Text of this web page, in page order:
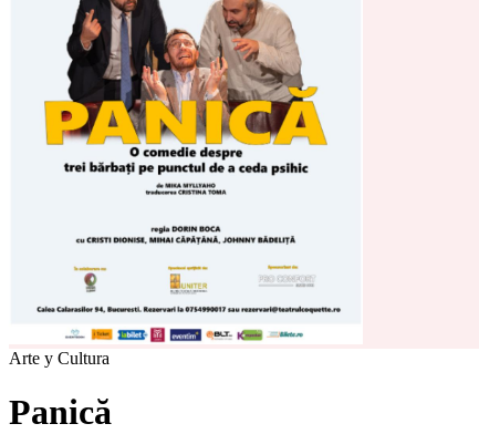
Arte y Cultura
Panică